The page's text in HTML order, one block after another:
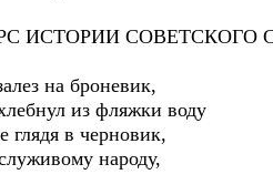
ИСТОРИИ СОВЕТСКОГО
на броневик,
из фляжки воду
глядя в черновик,
народу,